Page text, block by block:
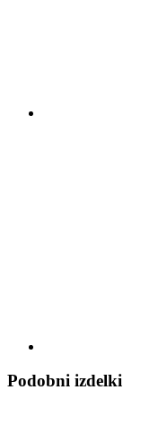
Podobni izdelki